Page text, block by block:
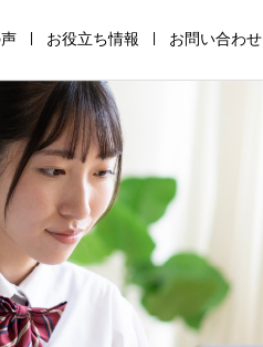
お役立ち情報 お問い合わせ